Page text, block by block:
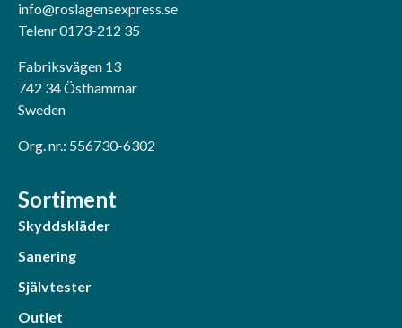
info@roslagensexpress.se
Telenr 0173-212 35
Fabriksvägen 13
742 34 Östhammar
Sweden
Org. nr.: 556730-6302
Sortiment
Skyddskläder
Sanering
Självtester
Outlet